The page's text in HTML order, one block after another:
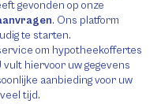
gevonden op onze
. Ons platform
te starten.
om hypotheekoffertes
hiervoor uw gegevens
aanbieding voor uw
tijd.